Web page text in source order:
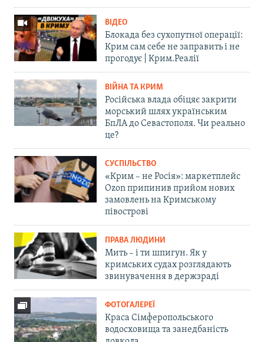
ВІДЕО
Блокада без сухопутної операції:
Крим сам себе не заправить і не
прогодує | Крим.Реалії
ВІЙНА ТА КРИМ
Російська влада обіцяє закрити
морський шлях українським
БпЛА до Севастополя. Чи реально
це?
СУСПІЛЬСТВО
«Крим – не Росія»: маркетплейс
Ozon припинив прийом нових
замовлень на Кримському
півострові
ПРАВА ЛЮДИНИ
Мить – і ти шпигун. Як у
кримських судах розглядають
звинувачення в держзраді
ФОТОГАЛЕРЕЇ
Краса Сімферопольського
водосховища та занедбаність